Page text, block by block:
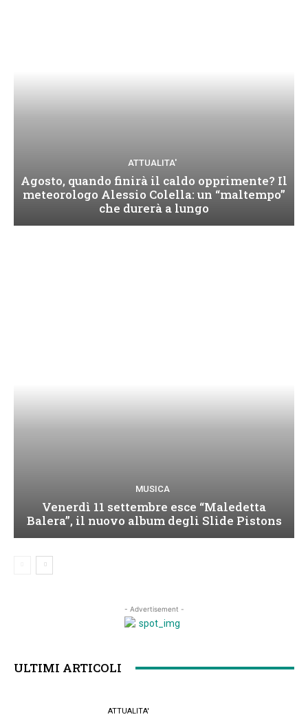
ATTUALITA'
Agosto, quando finirà il caldo opprimente? Il
meteorologo Alessio Colella: un “maltempo”
che durerà a lungo
MUSICA
Venerdì 11 settembre esce “Maledetta
Balera”, il nuovo album degli Slide Pistons
- Advertisement -
ULTIMI ARTICOLI
ATTUALITA'